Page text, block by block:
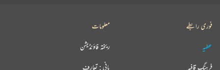
فوری رابطے
عطیہ
فرہنگ قافیہ
معلومات
ریختہ فاؤنڈیشن
بانی : تعارف